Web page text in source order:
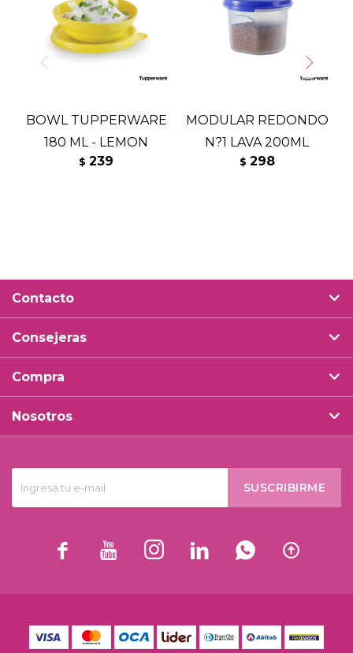
BOWL TUPPERWARE
180 ML - LEMON
$ 239
MODULAR REDONDO
N?1 LAVA 200ML
$ 298
SUSCRIBIRME
     
Contacto
Consejeras
Compra
Nosotros